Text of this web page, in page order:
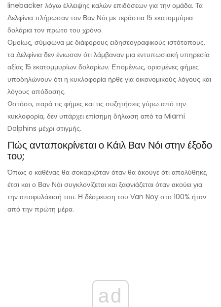
linebacker λόγω έλλειψης καλών επιδόσεων για την ομάδα. Τα
Δελφίνια πλήρωσαν τον Βαν Νόι με τεράστια 15 εκατομμύρια
δολάρια τον πρώτο του χρόνο.
Ομοίως, σύμφωνα με διάφορους ειδησεογραφικούς ιστότοπους,
τα Δελφίνια δεν ένιωσαν ότι λάμβαναν μια εντυπωσιακή υπηρεσία
αξίας 15 εκατομμυρίων δολαρίων. Επομένως, ορισμένες φήμες
υποδηλώνουν ότι η κυκλοφορία ήρθε για οικονομικούς λόγους και
λόγους απόδοσης.
Ωστόσο, παρά τις φήμες και τις συζητήσεις γύρω από την
κυκλοφορία, δεν υπάρχει επίσημη δήλωση από τα Miami
Dolphins μέχρι στιγμής.
Πώς ανταποκρίνεται ο Κάιλ Βαν Νόι στην έξοδο
του;
Όπως ο καθένας θα σοκαριζόταν όταν θα άκουγε ότι απολύθηκε,
έτσι και ο Βαν Νόι συγκλονίζεται και ξαφνιάζεται όταν ακούει για
την αποφυλάκισή του. Η δέσμευση του Van Noy στο 100% ήταν
από την πρώτη μέρα.
ad